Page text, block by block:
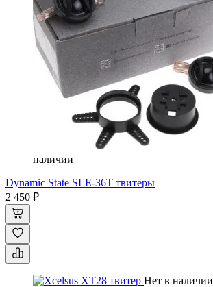
наличии
Dynamic State SLE-36T твитеры
2 450 ₽
Нет в наличии